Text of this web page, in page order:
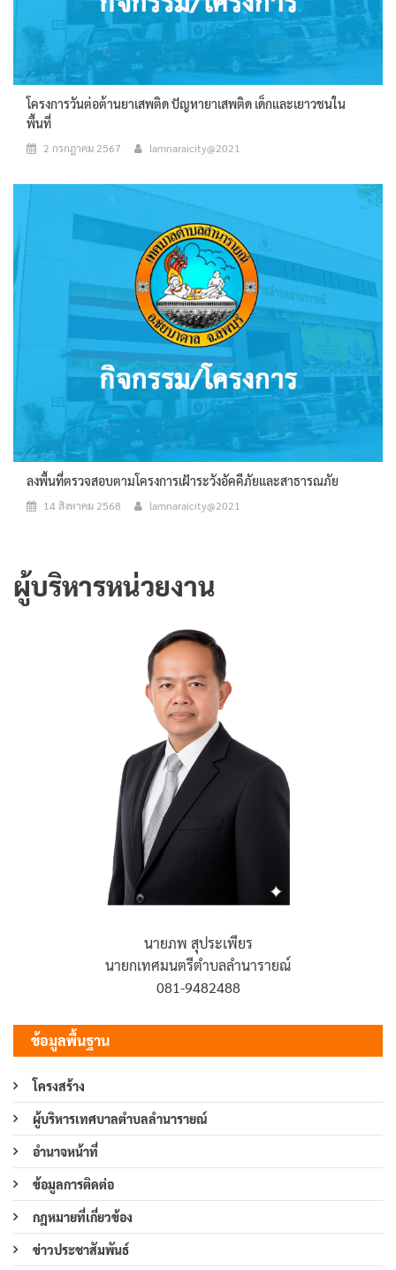
โครงการวันต่อต้านยาเสพติด ปัญหายาเสพติด เด็กและเยาวชนใน
พื้นที่
2 กรกฎาคม 2567 lamnaraicity@2021
ลงพื้นที่ตรวจสอบตามโครงการเฝ้าระวังอัคคีภัยและสาธารณภัย
14 สิงหาคม 2568 lamnaraicity@2021
ผู้บริหารหน่วยงาน
นายภพ สุประเพียร
นายกเทศมนตรีตำบลลำนารายณ์
081-9482488
ข้อมูลพื้นฐาน
โครงสร้าง
ผู้บริหารเทศบาลตำบลลำนารายณ์
อำนาจหน้าที่
ข้อมูลการติดต่อ
กฎหมายที่เกี่ยวข้อง
ข่าวประชาสัมพันธ์